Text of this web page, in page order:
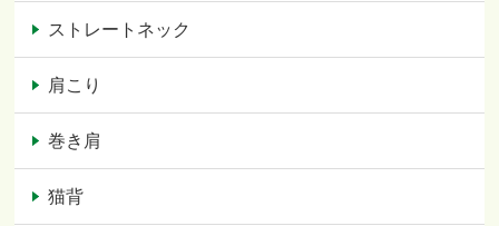
ストレートネック
肩こり
巻き肩
猫背